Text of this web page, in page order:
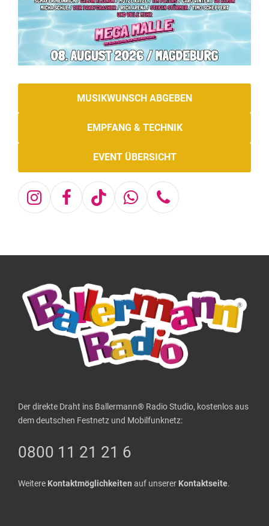
MUSIKWUNSCH ABGEBEN
EMPFANG & TECHNIK
EVENT ÜBERSICHT
Instagram
Facebook
TiktokWhatsapp
Telefon
Der direkte Draht ins Ballermann® Radio Studio, kostenlos aus
dem deutschen Festnetz und Mobilfunknetz:
0800 11 21 21 6
Weitere Kontaktmöglichkeiten auf unserer Kontaktseite.